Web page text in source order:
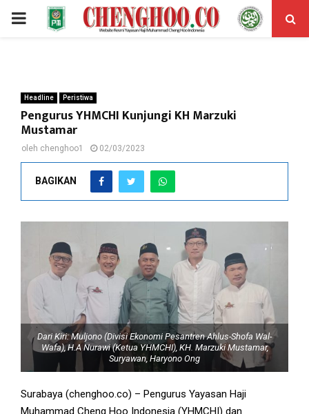
PRIMARY
Headline Peristiwa
Pengurus YHMCHI Kunjungi KH Marzuki
Mustamar
oleh chenghoo1 02/03/2023
BAGIKAN
Dari Kiri: Muljono (Divisi Ekonomi Pesantren Ahlus-Shofa Wal-
Wafa), H.A Nurawi (Ketua YHMCHI), KH. Marzuki Mustamar,
Suryawan, Haryono Ong
Surabaya (chenghoo.co) – Pengurus Yayasan Haji
Muhammad Cheng Hoo Indonesia (YHMCHI) dan